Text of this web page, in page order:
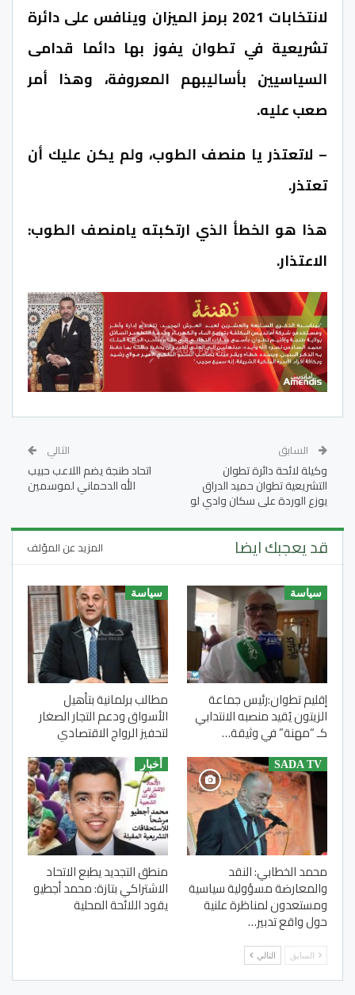
لانتخابات 2021 برمز الميزان وينافس على دائرة
تشريعية في تطوان يفوز بها دائما قدامى
السياسيين بأساليبهم المعروفة، وهذا أمر
صعب عليه.
– لاتعتذر يا منصف الطوب، ولم يكن عليك أن
تعتذر.
هذا هو الخطأ الذي ارتكبته يامنصف الطوب:
الاعتذار.
السابق
وكيلة لائحة دائرة تطوان
التشريعية تطوان حميد الدراق
يوزع الوردة على سكان وادي لو
التالي
اتحاد طنجة يضم اللاعب حبيب
الله الدحماني لموسمين
قد يعجبك ايضا المزيد عن المؤلف
سياسة
إقليم تطوان:رئيس جماعة
الزيتون يُقيد منصبه الانتدابي
كـ “مهنة” في وثيقة…
سياسة
مطالب برلمانية بتأهيل
الأسواق ودعم التجار الصغار
لتحفيز الرواج الاقتصادي
SADA TV
محمد الخطابي: النقد
والمعارضة مسؤولية سياسية
ومستعدون لمناظرة علنية
حول واقع تدبير…
أخبار
منطق التجديد يطبع الاتحاد
الاشتراكي بتازة: محمد أجطيو
يقود اللائحة المحلية
السابق التالي